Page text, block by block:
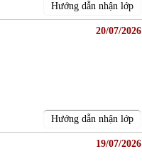
Hướng dẫn nhận lớp
20/07/2026
Hướng dẫn nhận lớp
19/07/2026